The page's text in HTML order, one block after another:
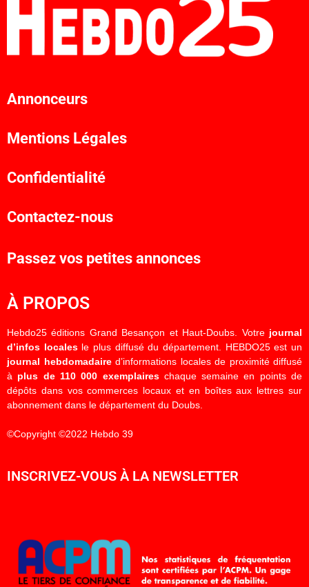
Annonceurs
Mentions Légales
Confidentialité
Contactez-nous
Passez vos petites annonces
À PROPOS
Hebdo25 éditions Grand Besançon et Haut-Doubs. Votre journal
d’infos localesle plus diffusé du département. HEBDO25 est un
journal hebdomadaired’informations locales de proximité diffusé
à plus de 110 000 exemplaireschaque semaine en points de
dépôts dans vos commerces locaux et en boîtes aux lettres sur
abonnement dans le département du Doubs.
©Copyright ©2022 Hebdo 39
INSCRIVEZ-VOUS À LA NEWSLETTER